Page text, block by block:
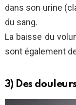
dans son urine
du sang.
La baisse du
sont également
3) Des